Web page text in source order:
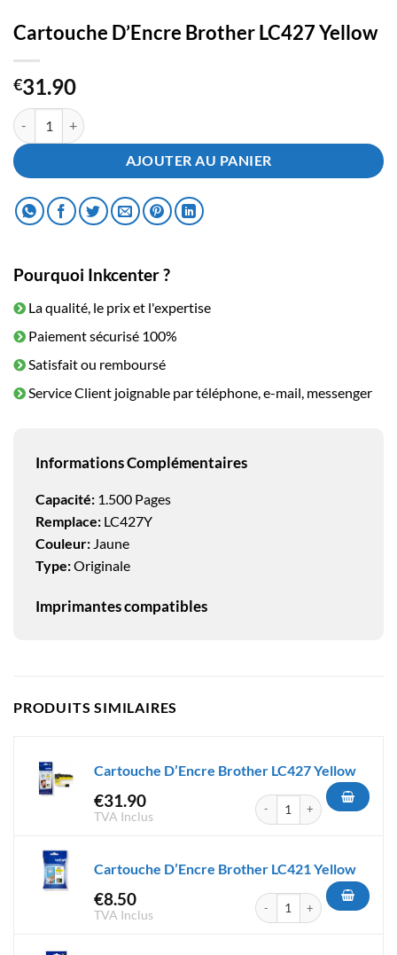
Cartouche D’Encre Brother LC427 Yellow
€31.90
quantité de Cartouche D'Encre Brother LC427 Yellow
AJOUTER AU PANIER
Pourquoi Inkcenter ?
La qualité, le prix et l'expertise
Paiement sécurisé 100%
Satisfait ou remboursé
Service Client joignable par téléphone, e-mail, messenger
Informations Complémentaires
Capacité: 1.500 Pages
Remplace: LC427Y
Couleur: Jaune
Type:Originale
Imprimantes compatibles
PRODUITS SIMILAIRES
Cartouche D’Encre Brother LC427 Yellow
€31.90
TVA Inclus
quantité de Cartouche
Cartouche D’Encre Brother LC421 Yellow
€8.50
TVA Inclus
quantité de Cartouche